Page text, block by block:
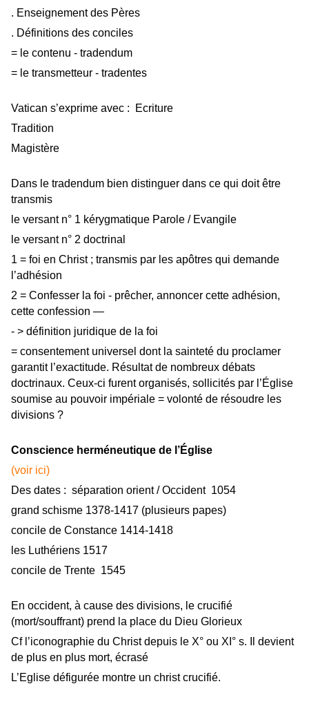
. Enseignement des Pères
. Définitions des conciles
= le contenu - tradendum
= le transmetteur - tradentes
Vatican s’exprime avec :
Ecriture
Tradition
Magistère
Dans le tradendum bien distinguer dans ce qui doit être
transmis
le versant n° 1 kérygmatique Parole / Evangile
le versant n° 2 doctrinal
1 = foi en Christ ; transmis par les apôtres qui demande
l’adhésion
2 = Confesser la foi - prêcher, annoncer cette adhésion,
cette confession —
- > définition juridique de la foi
= consentement universel dont la sainteté du proclamer
garantit l’exactitude. Résultat de nombreux débats
doctrinaux. Ceux-ci furent organisés, sollicités par l’Église
soumise au pouvoir impériale = volonté de résoudre les
divisions ?
Conscience herméneutique de l’Église
(voir ici)
Des dates : séparation orient / Occident 1054
grand schisme 1378-1417 (plusieurs papes)
concile de Constance 1414-1418
les Luthériens 1517
concile de Trente 1545
En occident, à cause des divisions, le crucifié
(mort/souffrant) prend la place du Dieu Glorieux
Cf l’iconographie du Christ depuis le X° ou XI° s. Il devient
de plus en plus mort, écrasé
L’Eglise défigurée montre un christ crucifié.